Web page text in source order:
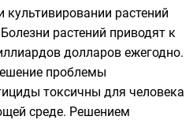
культивировании растений
растений приводят к
долларов ежегодно.
проблемы
токсичны для человека
среде. Решением